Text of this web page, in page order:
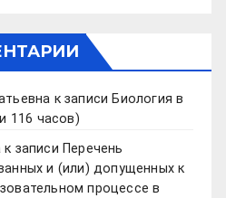
к записи Биология в
116 часов)
к записи Перечень
и (или) допущенных к
процессе в